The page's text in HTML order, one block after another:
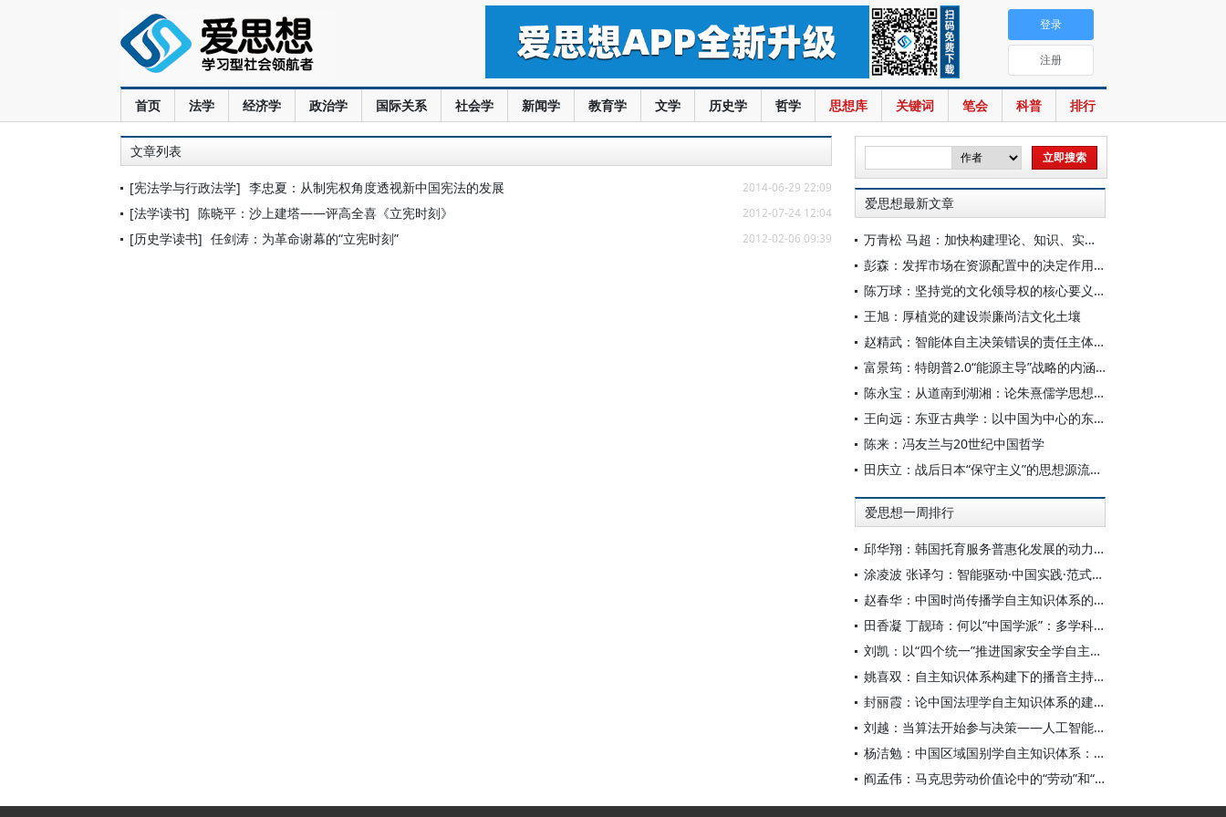
首页 法学 经济学 政治学 国际关系 社会学 新闻学 教育学 文学 历史学 哲学 思想库 关键词 笔会 科普 排行
登录
注册
文章列表
[宪法学与行政法学] 李忠夏：从制宪权角度透视新中国宪法的发展 2014-06-29 22:09
[法学读书] 陈晓平：沙上建塔——评高全喜《立宪时刻》 2012-07-24 12:04
[历史学读书] 任剑涛：为革命谢幕的“立宪时刻” 2012-02-06 09:39
爱思想最新文章
万青松 马超：加快构建理论、知识、实践一体发展的区域国别自主知识体系
彭森：发挥市场在资源配置中的决定作用是中国改革的最基本经验
陈万球：坚持党的文化领导权的核心要义、历史必然性和科学方法
王旭：厚植党的建设崇廉尚洁文化土壤
赵精武：智能体自主决策错误的责任主体与边界
富景筠：特朗普2.0“能源主导”战略的内涵、举措与影响
陈永宝：从道南到湖湘：论朱熹儒学思想的演变
王向远：东亚古典学：以中国为中心的东亚学术文化共同体之建构
陈来：冯友兰与20世纪中国哲学
田庆立：战后日本“保守主义”的思想源流及核心价值探析
爱思想一周排行
邱华翔：韩国托育服务普惠化发展的动力机制、制度路径与政策效应
涂凌波 张译匀：智能驱动·中国实践·范式创新：“构建中国新闻传播学自主知识体系”专题研讨会综述
赵春华：中国时尚传播学自主知识体系的内在逻辑与实践路径
田香凝 丁靓琦：何以“中国学派”：多学科视野下中国特色新闻传播学建设的研究
刘凯：以“四个统一”推进国家安全学自主知识体系构建
姚喜双：自主知识体系构建下的播音主持高等专业教育研究
封丽霞：论中国法理学自主知识体系的建构
刘越：当算法开始参与决策——人工智能重塑全球治理的底层逻辑
杨洁勉：中国区域国别学自主知识体系：本原、借鉴和建构
阎孟伟：马克思劳动价值论中的“劳动”和“价值”概念